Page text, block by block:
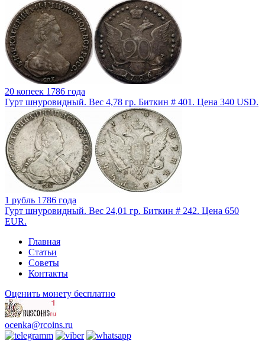
20 копеек 1786 года
Гурт шнуровидный. Вес 4,78 гр. Биткин # 401. Цена 340 USD.
1 рубль 1786 года
Гурт шнуровидный. Вес 24,01 гр. Биткин # 242. Цена 650
EUR.
Главная
Статьи
Советы
Контакты
Оценить монету бесплатно
ocenka@rcoins.ru